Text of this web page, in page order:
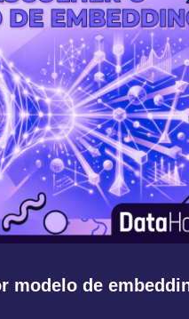
modelo de